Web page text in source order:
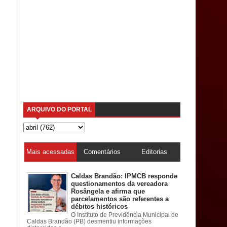
ARQUIVO DO PORTAL
Mais acessadas Comentários Editorias
Caldas Brandão: IPMCB responde
questionamentos da vereadora
Rosângela e afirma que
parcelamentos são referentes a
débitos históricos
O Instituto de Previdência Municipal de
Caldas Brandão (PB) desmentiu informações